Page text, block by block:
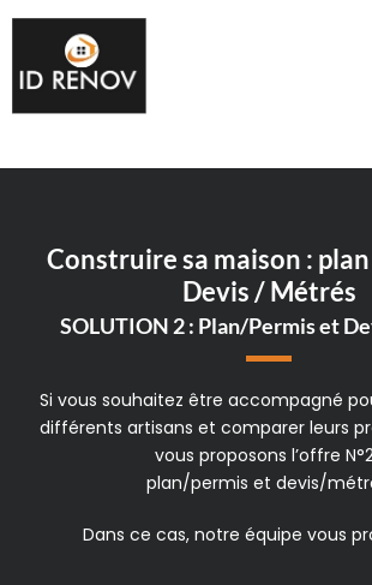
Passer
contenu
Construire sa maison :
Devis / Métrés
SOLUTION 2 : Plan/Permis et
Si vous souhaitez être accompagné
différents artisans et comparer leurs
vous proposons l’offre
plan/permis et devis/
Dans ce cas, notre équipe vous